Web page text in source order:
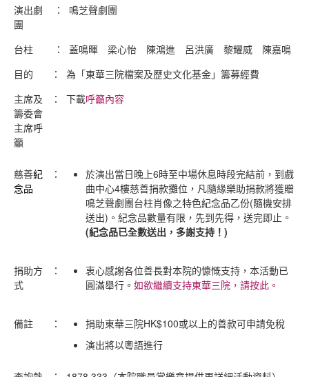
演出劇
團
： 鳴芝聲劇團
台柱 ：
蓋鳴暉 梁心怡 陳鴻進 呂洪廣 黎耀威 陳嘉鳴
目的
：
為「東華三院檔案及歷史文化基金」籌募經費
主席及
籌委會
主席呼
籲
： 下載呼籲內容
慈善紀
念品
：
於演出當日晚上6時至中場休息時段完結前，到戲
曲中心4樓慈善捐款攤位，凡隨緣樂助捐款將獲贈
鳴芝聲劇團台柱肖像之特色紀念品乙份(隨機安排
送出)。紀念品數量有限，先到先得，送完即止 。
(紀念品已全數送出，多謝支持！)
捐助方
式
：
衷心感謝各位善長對本院的慷慨支持，本活動已
圓滿舉行。 如欲繼續支持東華三院，請按此。
備註 ：
捐助東華三院HK$100或以上的善款可申請免稅
演出將以粵語進行